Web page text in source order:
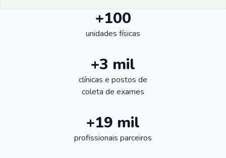
+100
unidades físicas
+3 mil
clínicas e postos de
coleta de exames
+19 mil
profissionais parceiros